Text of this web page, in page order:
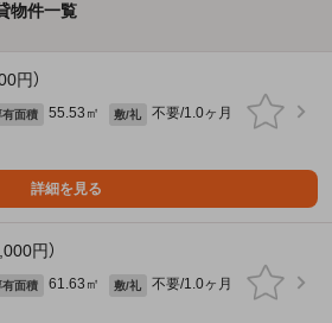
物件一覧
円）
有面積 55.53㎡ 敷/礼
不要/1.0ヶ月
詳細を見る
円）
有面積 61.63㎡ 敷/礼
不要/1.0ヶ月